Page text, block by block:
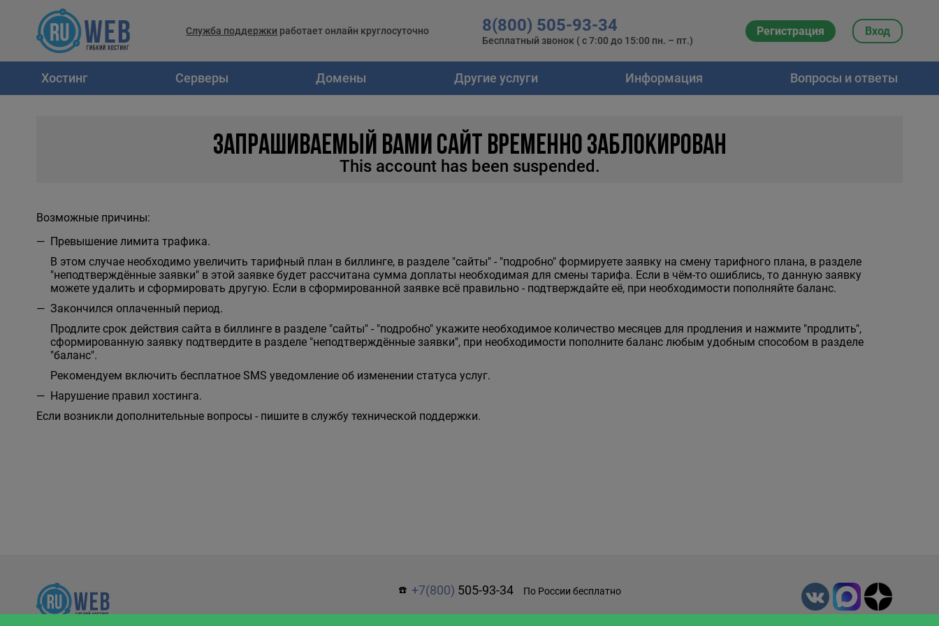
Служба поддержки работает онлайн круглосуточно 8(800) 505-93-34
Бесплатный звонок ( с 7:00 до 15:00 пн. – пт.)
Регистрация Вход
Хостинг Серверы Домены Другие услуги Информация Вопросы и ответы
ЗАПРАШИВАЕМЫЙ ВАМИ САЙТ ВРЕМЕННО ЗАБЛОКИРОВАН
This account has been suspended.
Возможные причины:
Превышение лимита трафика.
В этом случае необходимо увеличить тарифный план в биллинге, в разделе "сайты" - "подробно" формируете заявку на смену тарифного плана, в разделе
"неподтверждённые заявки" в этой заявке будет рассчитана сумма доплаты необходимая для смены тарифа. Если в чём-то ошиблись, то данную заявку
можете удалить и сформировать другую. Если в сформированной заявке всё правильно - подтверждайте её, при необходимости пополняйте баланс.
Закончился оплаченный период.
Продлите срок действия сайта в биллинге в разделе "сайты" - "подробно" укажите необходимое количество месяцев для продления и нажмите "продлить",
сформированную заявку подтвердите в разделе "неподтверждённые заявки", при необходимости пополните баланс любым удобным способом в разделе
"баланс".
Рекомендуем включить бесплатное SMS уведомление об изменении статуса услуг.
Нарушение правил хостинга.
Если возникли дополнительные вопросы - пишите в службу технической поддержки.
☎️ +7(800) 505-93-34 По России бесплатно